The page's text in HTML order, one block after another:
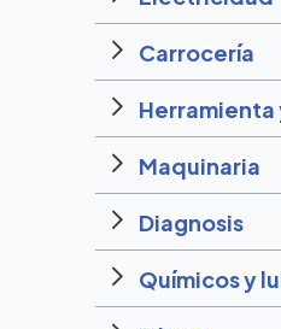
Carrocería
Herramienta
Maquinaria
Diagnosis
Químicos y